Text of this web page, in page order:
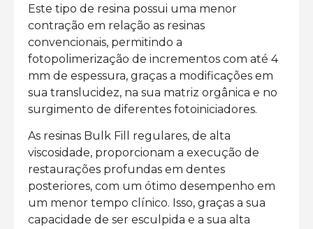
Este tipo de resina possui uma menor
contração em relação as resinas
convencionais, permitindo a
fotopolimerização de incrementos com até 4
mm de espessura, graças a modificações em
sua translucidez, na sua matriz orgânica e no
surgimento de diferentes fotoiniciadores.
As resinas Bulk Fill regulares, de alta
viscosidade, proporcionam a execução de
restaurações profundas em dentes
posteriores, com um ótimo desempenho em
um menor tempo clínico. Isso, graças a sua
capacidade de ser esculpida e a sua alta